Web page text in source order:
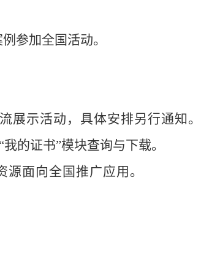
参加全国活动。
展示活动，具体安排另行通知。
“我的证书”模块查询与下载。
源面向全国推广应用。